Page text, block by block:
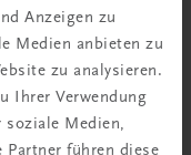
Anzeigen zu
Medien anbieten zu
zu analysieren.
Ihrer Verwendung
soziale Medien,
Partner führen diese